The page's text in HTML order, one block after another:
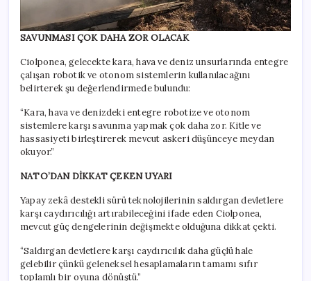
SAVUNMASI ÇOK DAHA ZOR OLACAK
Ciolponea, gelecekte kara, hava ve deniz unsurlarında entegre
çalışan robotik ve otonom sistemlerin kullanılacağını
belirterek şu değerlendirmede bulundu:
“Kara, hava ve denizdeki entegre robotize ve otonom
sistemlere karşı savunma yapmak çok daha zor. Kitle ve
hassasiyeti birleştirerek mevcut askeri düşünceye meydan
okuyor.”
NATO’DAN DİKKAT ÇEKEN UYARI
Yapay zekâ destekli sürü teknolojilerinin saldırgan devletlere
karşı caydırıcılığı artırabileceğini ifade eden Ciolponea,
mevcut güç dengelerinin değişmekte olduğuna dikkat çekti.
“Saldırgan devletlere karşı caydırıcılık daha güçlü hale
gelebilir çünkü geleneksel hesaplamaların tamamı sıfır
toplamlı bir oyuna dönüştü.”